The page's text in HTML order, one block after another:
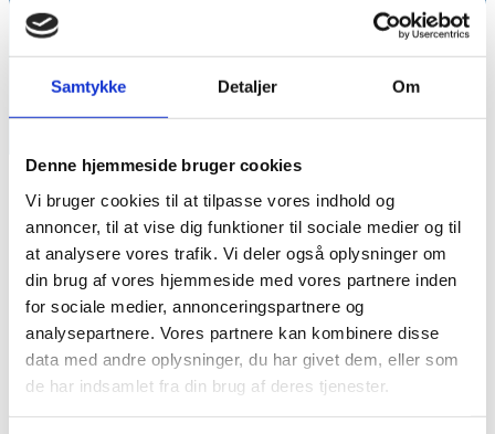
Samtykke Detaljer Om
Denne hjemmeside bruger cookies
Vi bruger cookies til at tilpasse vores indhold og
annoncer, til at vise dig funktioner til sociale medier og til
at analysere vores trafik. Vi deler også oplysninger om
din brug af vores hjemmeside med vores partnere inden
for sociale medier, annonceringspartnere og
analysepartnere. Vores partnere kan kombinere disse
data med andre oplysninger, du har givet dem, eller som
de har indsamlet fra din brug af deres tjenester.
Nyheder
Søjle
blodtryksmåler
Forside/Måleapparater/Blodtryksmålere
Søjle blodtryksmåler
VIS FILTRERING